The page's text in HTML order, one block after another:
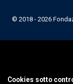
© 2018 - 2026
Cookies sotto